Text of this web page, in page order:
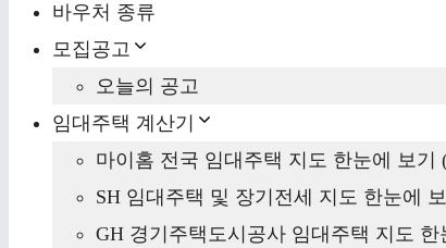
바우처 종류
모집공고
오늘의 공고
임대주택 계산기
마이홈 전국 임대주택 지도 한눈에 보기
SH 임대주택 및 장기전세 지도 한눈에
GH 경기주택도시공사 임대주택 지도